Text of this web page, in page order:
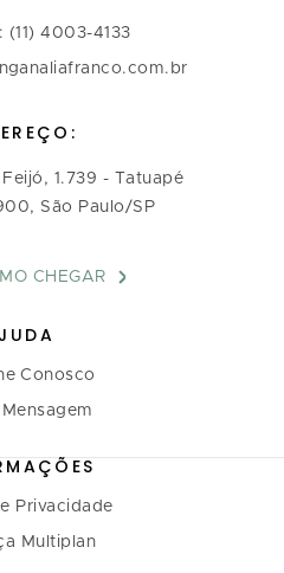
(11) 4003-4133
1.739 - Tatuapé
São Paulo/SP
CHEGAR
Conosco
Privacidade
Multiplan